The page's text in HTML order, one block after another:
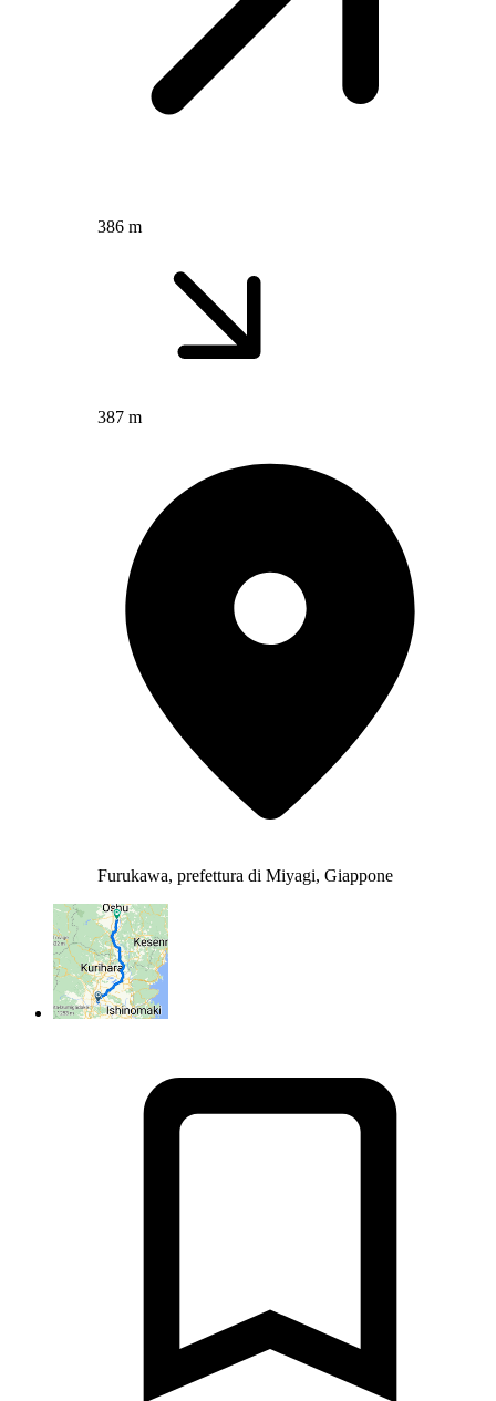
386 m
387 m
Furukawa, prefettura di Miyagi, Giappone